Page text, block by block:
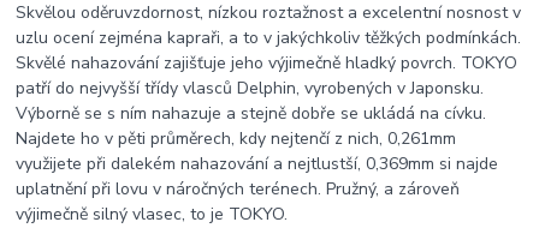
Skvělou oděruvzdornost, nízkou roztažnost a excelentní nosnost v
uzlu ocení zejména kapraři, a to v jakýchkoliv těžkých podmínkách.
Skvělé nahazování zajišťuje jeho výjimečně hladký povrch. TOKYO
patří do nejvyšší třídy vlasců Delphin, vyrobených v Japonsku.
Výborně se s ním nahazuje a stejně dobře se ukládá na cívku.
Najdete ho v pěti průměrech, kdy nejtenčí z nich, 0,261mm
využijete při dalekém nahazování a nejtlustší, 0,369mm si najde
uplatnění při lovu v náročných terénech. Pružný, a zároveň
výjimečně silný vlasec, to je TOKYO.